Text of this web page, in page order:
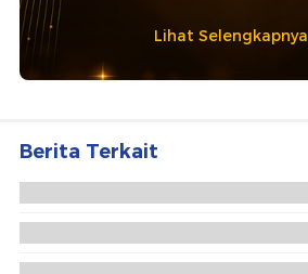
Lihat Selengkapnya
Berita Terkait